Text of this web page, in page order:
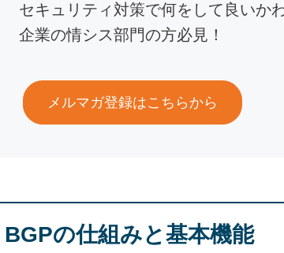
セキュリティ対策で何をして良いか
企業の情シス部門の方必見！
メルマガ登録はこちらから
BGPの仕組みと基本機能